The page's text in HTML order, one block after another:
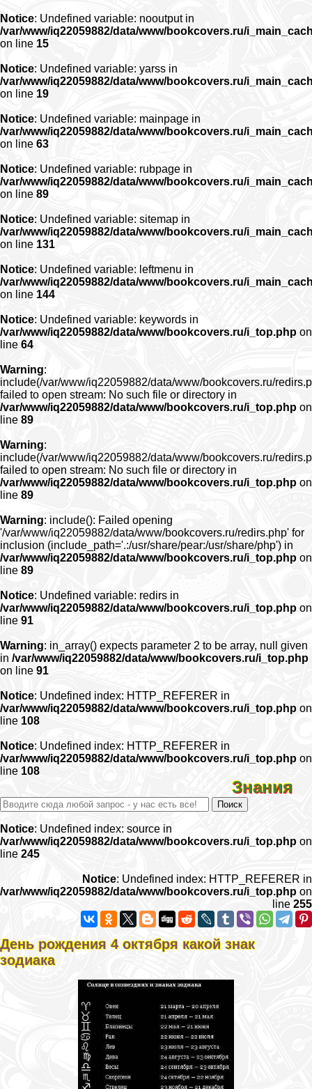
Notice: Undefined variable: nooutput in
/var/www/iq22059882/data/www/bookcovers.ru/
on line 15
Notice: Undefined variable: yarss in
/var/www/iq22059882/data/www/bookcovers.ru/
on line 19
Notice: Undefined variable: mainpage in
/var/www/iq22059882/data/www/bookcovers.ru/
on line 63
Notice: Undefined variable: rubpage in
/var/www/iq22059882/data/www/bookcovers.ru/
on line 89
Notice: Undefined variable: sitemap in
/var/www/iq22059882/data/www/bookcovers.ru/
on line 131
Notice: Undefined variable: leftmenu in
/var/www/iq22059882/data/www/bookcovers.ru/
on line 144
Notice: Undefined variable: keywords in
/var/www/iq22059882/data/www/bookcovers.ru/i_top.php on
line 64
Warning:
include(/var/www/iq22059882/data/www/bookcovers.ru/
failed to open stream: No such file or directory in
/var/www/iq22059882/data/www/bookcovers.ru/i_top.php on
line 89
Warning:
include(/var/www/iq22059882/data/www/bookcovers.ru/
failed to open stream: No such file or directory in
/var/www/iq22059882/data/www/bookcovers.ru/i_top.php on
line 89
Warning: include(): Failed opening
'/var/www/iq22059882/data/www/bookcovers.ru/redirs.php' for
inclusion (include_path='.:/usr/share/pear:/usr/share/php') in
/var/www/iq22059882/data/www/bookcovers.ru/i_top.php on
line 89
Notice: Undefined variable: redirs in
/var/www/iq22059882/data/www/bookcovers.ru/i_top.php on
line 91
Warning: in_array() expects parameter 2 to be array, null given
in /var/www/iq22059882/data/www/bookcovers.ru/i_top.php
on line 91
Notice: Undefined index: HTTP_REFERER in
/var/www/iq22059882/data/www/bookcovers.ru/i_top.php on
line 108
Notice: Undefined index: HTTP_REFERER in
/var/www/iq22059882/data/www/bookcovers.ru/i_top.php on
line 108
Знания
Notice: Undefined index: source in
/var/www/iq22059882/data/www/bookcovers.ru/i_top.php on
line 245
Notice: Undefined index: HTTP_REFERER in
/var/www/iq22059882/data/www/bookcovers.ru/i_top.php on
line 255
День рождения 4 октября какой знак
зодиака